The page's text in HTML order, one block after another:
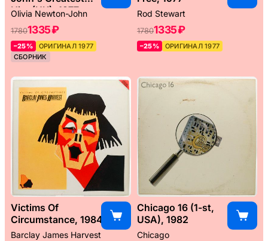
Hits (UK), 1977
Olivia Newton-John
17801335 ₽
–25%
ОРИГИНАЛ 1977
СБОРНИК
Rod Stewart
17801335 ₽
–25% ОРИГИНАЛ 1977
Victims Of
Circumstance, 1984
Barclay James Harvest
Chicago 16 (1-st,
USA), 1982
Chicago